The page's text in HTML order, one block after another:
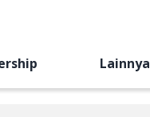
Lainnya